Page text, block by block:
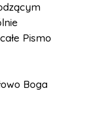
Pismo
Boga